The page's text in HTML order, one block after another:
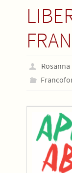
Rosanna